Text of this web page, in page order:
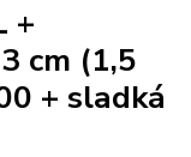
+
cm (1,5
+ sladká